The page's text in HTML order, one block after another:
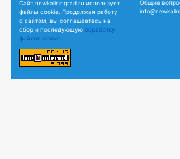
Сайт newkaliningrad.ru использует
файлы cookie. Продолжая работу
с сайтом, вы соглашаетесь на
сбор и последующую обработку
файлов cookie.
Общие